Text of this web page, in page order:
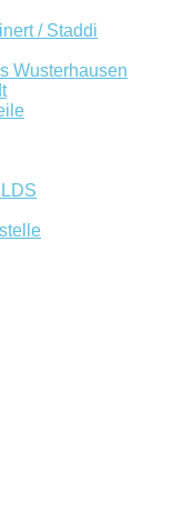
/ Staddi
Wusterhausen